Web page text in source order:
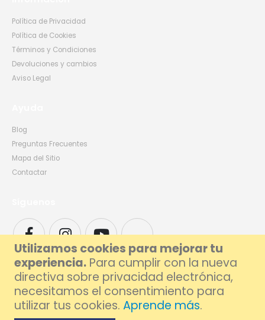
Utilizamos cookies para mejorar tu
experiencia. Para cumplir con la nueva
directiva sobre privacidad electrónica,
necesitamos el consentimiento para
utilizar tus cookies. Aprende más.
Política de Privacidad
Política de Cookies
Términos y Condiciones
Devoluciones y cambios
Aviso Legal
Blog
Preguntas Frecuentes
Mapa del Sitio
Contactar
© 2026 Foxlive - Especialistas en Reparación de Móviles y Ordenadores en